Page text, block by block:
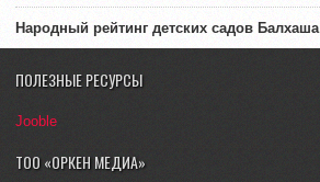
Народный рейтинг детских садов Балхаша
ПОЛЕЗНЫЕ РЕСУРСЫ
Jooble
ТОО «ОРКЕН МЕДИА»